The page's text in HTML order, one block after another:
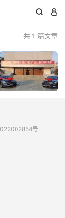
 
共 1 篇文章
号